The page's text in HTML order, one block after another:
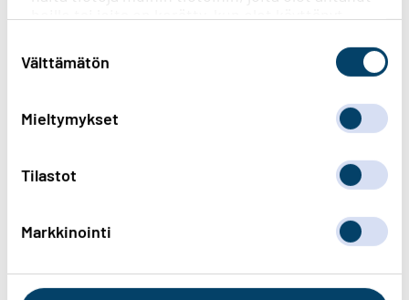
heille tai joita on kerätty, kun olet käyttänyt
valinta
Välttämätön
Mieltymykset
Tilastot
Markkinointi